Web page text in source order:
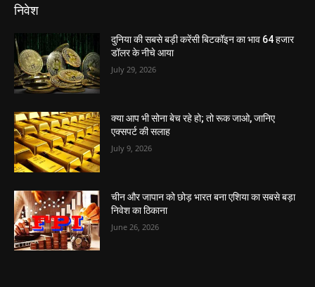
निवेश
दुनिया की सबसे बड़ी करेंसी बिटकॉइन का भाव 64 हजार
डॉलर के नीचे आया
July 29, 2026
क्या आप भी सोना बेच रहे हो; तो रूक जाओ, जानिए
एक्सपर्ट की सलाह
July 9, 2026
चीन और जापान को छोड़ भारत बना एशिया का सबसे बड़ा
निवेश का ठिकाना
June 26, 2026